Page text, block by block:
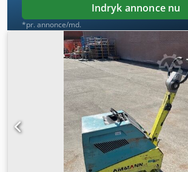
Indryk annonce nu
*pr. annonce/md.